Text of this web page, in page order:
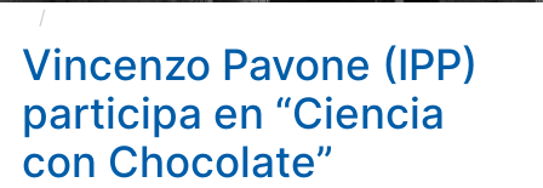
Chocolate”
Vincenzo Pavone (IPP)
participa en “Ciencia
con Chocolate”